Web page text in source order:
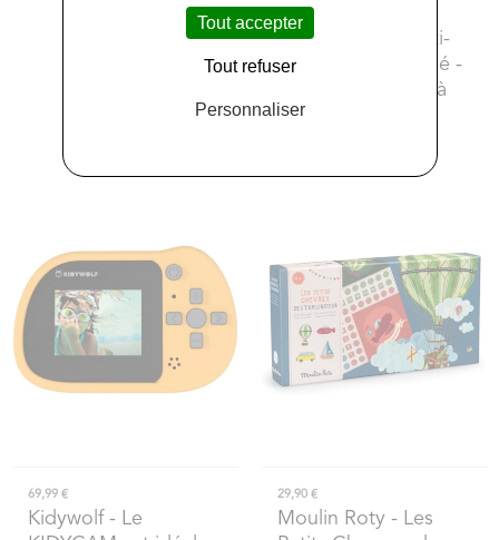
Thème véhicules -
Jouet d’éveil Multi-
activités pour bébé -
Valisette Pratique à
Transporter
69,99 €
Kidywolf- Le
29,90 €
Moulin Roty- Les
Tout accepter
Tout refuser
Personnaliser